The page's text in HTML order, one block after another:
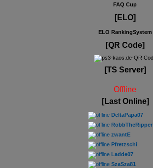
FAQ Cup
[ELO]
ELO RankingSystem
[QR Code]
[TS Server]
Offline
[Last Online]
DeltaPapa07
RobbTheRipper
zwantE
Pfretzschi
Ladde07
SzaSza81